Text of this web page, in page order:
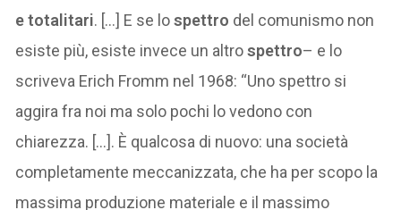
e totalitari. […] E se lospettro del comunismo non
esiste più, esiste invece un altrospettro– e lo
scriveva Erich Fromm nel 1968: “Uno spettro si
aggira fra noi ma solo pochi lo vedono con
chiarezza. […]. È qualcosa di nuovo: una società
completamente meccanizzata, che ha per scopo la
massima produzione materiale e il massimo